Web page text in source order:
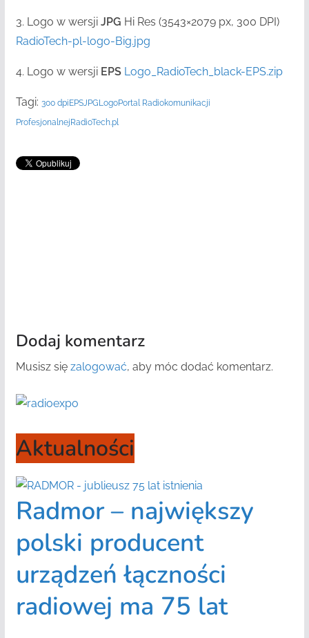
3. Logo w wersji JPG Hi Res (3543×2079 px, 300 DPI)
RadioTech-pl-logo-Big.jpg
4. Logo w wersji EPS Logo_RadioTech_black-EPS.zip
Tagi: 300 dpi EPSJPG LogoPortal Radiokomunikacji
Profesjonalnej RadioTech.pl
Dodaj komentarz
Musisz się zalogować, aby móc dodać komentarz.
Aktualności
Radmor – największy
polski producent
urządzeń łączności
radiowej ma 75 lat